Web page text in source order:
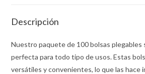
Descripción
Nuestro paquete de 100 bolsas plegables
perfecta para todo tipo de usos. Estas
versátiles y convenientes, lo que las hace